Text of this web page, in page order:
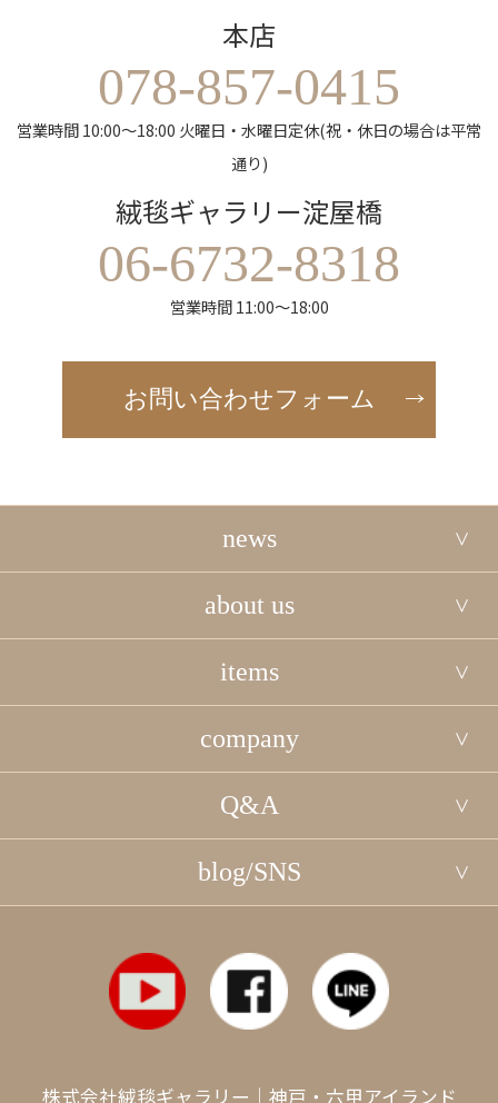
本店
078-857-0415
営業時間 10:00～18:00 火曜日・水曜日定休(祝・休日の場合は平常
通り)
絨毯ギャラリー淀屋橋
06-6732-8318
営業時間 11:00～18:00
お問い合わせフォーム
news
about us
items
company
Q&A
blog/SNS
株式会社絨毯ギャラリー｜神戸・六甲アイランド